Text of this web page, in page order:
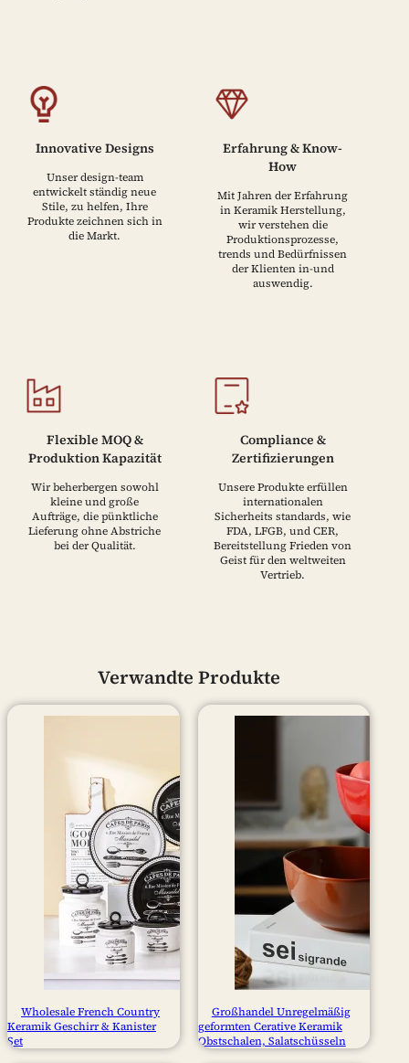
Innovative Designs
Unser design-team
entwickelt ständig neue
Stile, zu helfen, Ihre
Produkte zeichnen sich in
die Markt.
Erfahrung & Know-
How
Mit Jahren der Erfahrung
in Keramik Herstellung,
wir verstehen die
Produktionsprozesse,
trends und Bedürfnissen
der Klienten in-und
auswendig.
Flexible MOQ &
Produktion Kapazität
Wir beherbergen sowohl
kleine und große
Aufträge, die pünktliche
Lieferung ohne Abstriche
bei der Qualität.
Compliance &
Zertifizierungen
Unsere Produkte erfüllen
internationalen
Sicherheits standards, wie
FDA, LFGB, und CER,
Bereitstellung Frieden von
Geist für den weltweiten
Vertrieb.
Verwandte Produkte
Wholesale French Country
Keramik Geschirr & Kanister
Set
Großhandel Unregelmäßig
geformten Cerative Keramik
Obstschalen, Salatschüsseln